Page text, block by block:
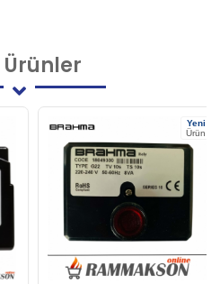
Ürünler
Yeni
Ürün